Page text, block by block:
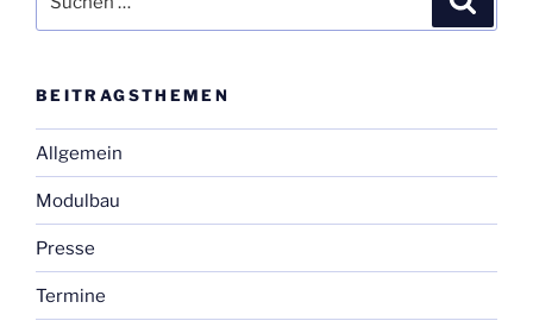
nach:
BEI­TRAGS­THE­MEN
Allgemein
Modulbau
Presse
Termine